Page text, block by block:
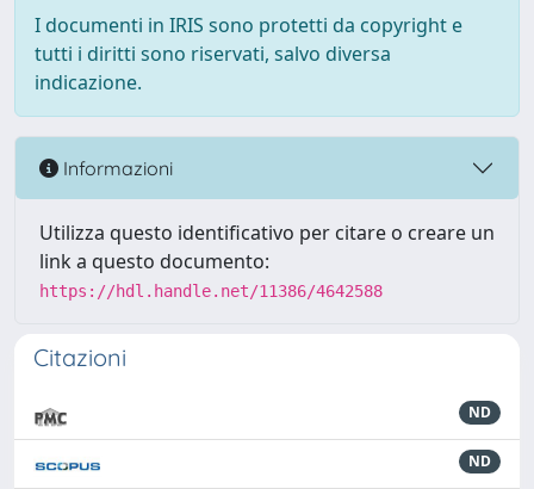
I documenti in IRIS sono protetti da copyright e
tutti i diritti sono riservati, salvo diversa
indicazione.
Informazioni
Utilizza questo identificativo per citare o creare un
link a questo documento:
https://hdl.handle.net/11386/4642588
Citazioni
ND
ND